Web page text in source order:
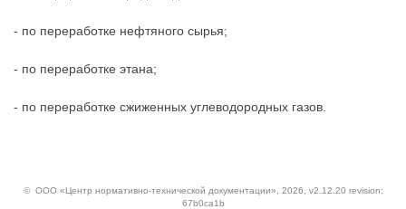
- по переработке нефтяного сырья;
- по переработке этана;
- по переработке сжиженных углеводородных газов.
© ООО «Центр нормативно-технической документации» , 2026, v2.12.20 revision:
67b0ca1b